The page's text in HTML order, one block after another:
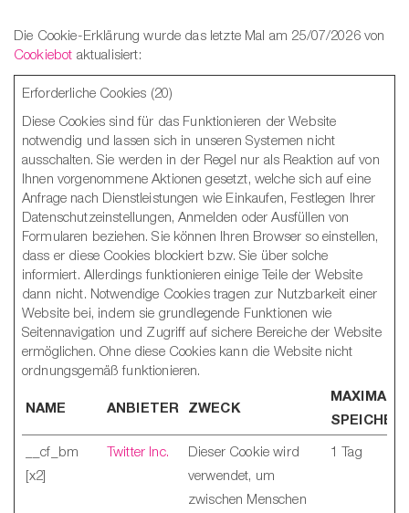
Die Cookie-Erklärung wurde das letzte Mal am 25/07/2026 von
Cookiebot aktualisiert:
Erforderliche Cookies (20)
Diese Cookies sind für das Funktionieren der Website
notwendig und lassen sich in unseren Systemen nicht
ausschalten. Sie werden in der Regel nur als Reaktion auf von
Ihnen vorgenommene Aktionen gesetzt, welche sich auf eine
Anfrage nach Dienstleistungen wie Einkaufen, Festlegen Ihrer
Datenschutzeinstellungen, Anmelden oder Ausfüllen von
Formularen beziehen. Sie können Ihren Browser so einstellen,
dass er diese Cookies blockiert bzw. Sie über solche
informiert. Allerdings funktionieren einige Teile der Website
dann nicht. Notwendige Cookies tragen zur Nutzbarkeit einer
Website bei, indem sie grundlegende Funktionen wie
Seitennavigation und Zugriff auf sichere Bereiche der Website
ermöglichen. Ohne diese Cookies kann die Website nicht
ordnungsgemäß funktionieren.
NAME ANBIETER ZWECK
MAXIMALE
__cf_bm
[x2]
Twitter Inc.
Dieser Cookie wird
verwendet, um
zwischen Menschen
1 Tag